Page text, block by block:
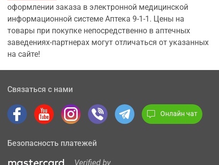
оформлении заказа в электронной медицинской
информационной системе Аптека 9-1-1. Цены на
товары при покупке непосредственно в аптечных
заведениях-партнерах могут отличаться от указанных
на сайте!
Связаться с нами
Онлайн чат
Безопасность платежей